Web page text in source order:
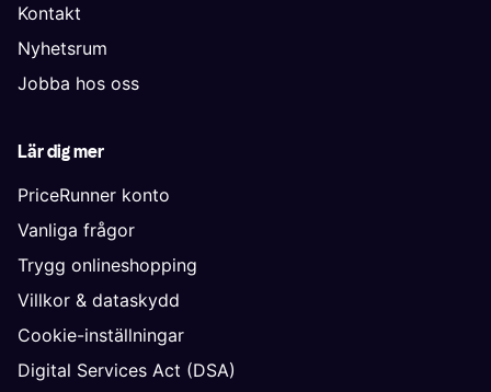
Kontakt
Nyhetsrum
Jobba hos oss
Lär dig mer
PriceRunner konto
Vanliga frågor
Trygg onlineshopping
Villkor & dataskydd
Cookie-inställningar
Digital Services Act (DSA)